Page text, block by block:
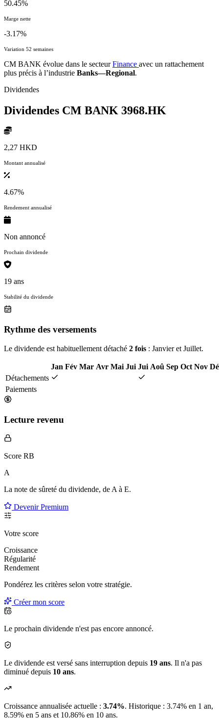
50.45%
Marge nette
-3.17%
Variation 52 semaines
CM BANK évolue dans le secteurFinance avec un rattachement
plus précis à l’industrie Banks—Regional.
Dividendes
Dividendes CM BANK 3968.HK
2,27 HKD
Montant annualisé
4.67%
Rendement annualisé
Non annoncé
Prochain dividende
19 ans
Stabilité du dividende
Rythme des versements
Le dividende est habituellement détaché 2 fois : Janvier et Juillet.
Jan Fév Mar Avr Mai Jui Jui Aoû Sep Oct Nov
Détachements
Paiements
Lecture revenu
Score RB
A
La note de sûreté du dividende, de A à E.
Devenir Premium
Votre score
Croissance
Régularité
Rendement
Pondérez les critères selon votre stratégie.
Créer mon score
Le prochain dividende n'est pas encore annoncé.
Le dividende est versé sans interruption depuis 19 ans. Il n'a pas
diminué depuis 10 ans.
Croissance annualisée actuelle : 3.74%. Historique : 3.74% en 1 an,
8.59% en 5 ans et 10.86% en 10 ans.